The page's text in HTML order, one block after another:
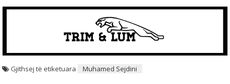
Gjithsej të etiketuara Muhamed Sejdini